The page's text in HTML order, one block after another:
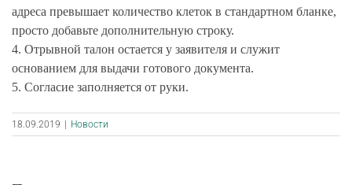
адреса превышает количество клеток в стандартном бланке,
просто добавьте дополнительную строку.
4. Отрывной талон остается у заявителя и служит
основанием для выдачи готового документа.
5. Согласие заполняется от руки.
18.09.2019 Новости